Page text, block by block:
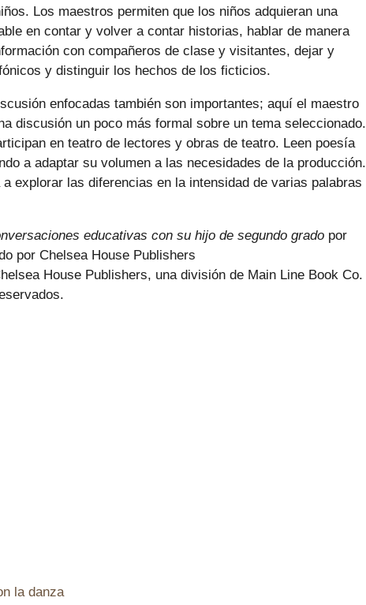
Los maestros permiten que los niños adquieran una
en contar y volver a contar historias, hablar de manera
con compañeros de clase y visitantes, dejar y
y distinguir los hechos de los ficticios.
enfocadas también son importantes; aquí el maestro
discusión un poco más formal sobre un tema seleccionado.
en teatro de lectores y obras de teatro. Leen poesía
a adaptar su volumen a las necesidades de la producción.
explorar las diferencias en la intensidad de varias palabras
educativas con su hijo de segundo grado por
por Chelsea House Publishers
House Publishers, una división de Main Line Book Co.
la danza